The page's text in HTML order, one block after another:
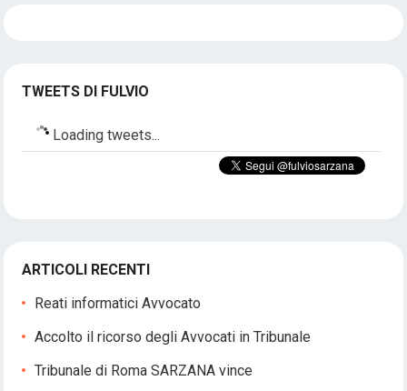
TWEETS DI FULVIO
Loading tweets...
ARTICOLI RECENTI
Reati informatici Avvocato
Accolto il ricorso degli Avvocati in Tribunale
Tribunale di Roma SARZANA vince